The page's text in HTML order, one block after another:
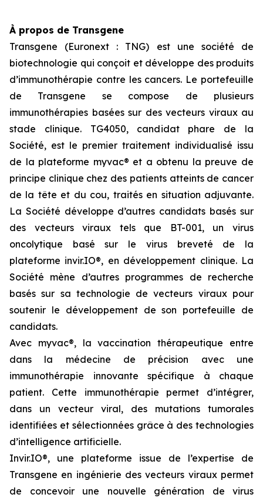
À propos de Transgene
Transgene (Euronext : TNG) est une société de
biotechnologie qui conçoit et développe des produits
d’immunothérapie contre les cancers. Le portefeuille
de Transgene se compose de plusieurs
immunothérapies basées sur des vecteurs viraux au
stade clinique. TG4050, candidat phare de la
Société, est le premier traitement individualisé issu
de la plateforme myvac® et a obtenu la preuve de
principe clinique chez des patients atteints de cancer
de la tête et du cou, traités en situation adjuvante.
La Société développe d’autres candidats basés sur
des vecteurs viraux tels que BT-001, un virus
oncolytique basé sur le virus breveté de la
plateforme invir.IO®, en développement clinique. La
Société mène d’autres programmes de recherche
basés sur sa technologie de vecteurs viraux pour
soutenir le développement de son portefeuille de
candidats.
Avec myvac®, la vaccination thérapeutique entre
dans la médecine de précision avec une
immunothérapie innovante spécifique à chaque
patient. Cette immunothérapie permet d’intégrer,
dans un vecteur viral, des mutations tumorales
identifiées et sélectionnées grâce à des technologies
d’intelligence artificielle.
Invir.IO®, une plateforme issue de l’expertise de
Transgene en ingénierie des vecteurs viraux permet
de concevoir une nouvelle génération de virus